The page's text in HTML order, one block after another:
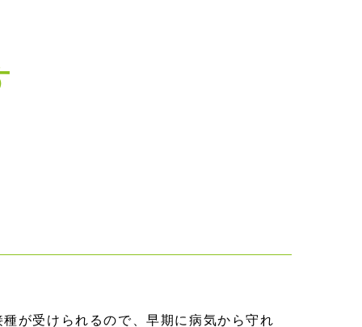
が受けられるので、早期に病気から守れ